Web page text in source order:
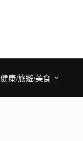
健康/旅遊/美食